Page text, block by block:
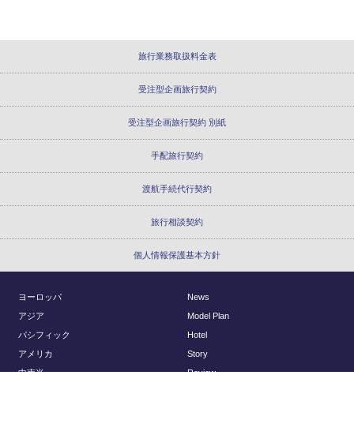
旅行業務取扱料金表
受注型企画旅行契約
受注型企画旅行契約 別紙
手配旅行契約
渡航手続代行契約
旅行相談契約
個人情報保護基本方針
ヨーロッパ
アジア
パシフィック
アメリカ
中南米
News
Model Plan
Hotel
Story
Review